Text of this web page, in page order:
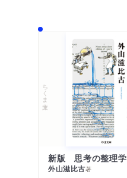
ちくま文庫
新版 思考の整理学
外山滋比古著